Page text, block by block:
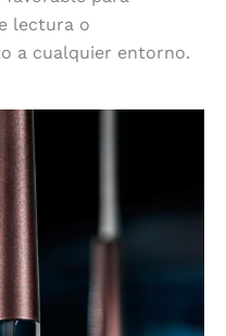
lectura o
a cualquier entorno.